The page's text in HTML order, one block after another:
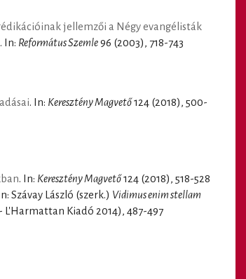
jellemzői a Négy evangélisták
. In: Református Szemle96 (2003), 718-743
. In: Keresztény Magvető124 (2018), 500-
. In: Keresztény Magvető124 (2018), 518-528
Szávay László (szerk.) Vidimus enim stellam
L'Harmattan Kiadó 2014), 487-497